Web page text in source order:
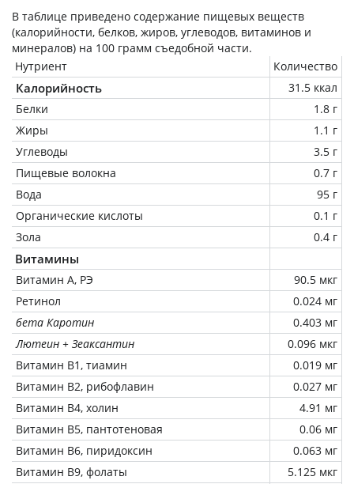
В таблице приведено содержание пищевых веществ
(калорийности, белков, жиров, углеводов, витаминов и
минералов) на 100 грамм съедобной части.
Нутриент
Количество
Калорийность
31.5 ккал
Белки
1.8 г
Жиры
1.1 г
Углеводы
3.5 г
Пищевые волокна
0.7 г
Вода
95 г
Органические кислоты
0.1 г
Зола
0.4 г
Витамины
Витамин А, РЭ
90.5 мкг
Ретинол
0.024 мг
бета Каротин
0.403 мг
Лютеин + Зеаксантин
0.096 мкг
Витамин В1, тиамин
0.019 мг
Витамин В2, рибофлавин
0.027 мг
Витамин В4, холин
4.91 мг
Витамин В5, пантотеновая
0.06 мг
Витамин В6, пиридоксин
0.063 мг
Витамин В9, фолаты
5.125 мкг